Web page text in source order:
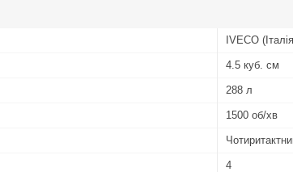
IVECO
4.5 куб. см
288 л
1500 об/хв
4